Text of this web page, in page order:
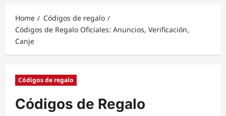
Home
Códigos de regalo
Códigos de Regalo Oficiales: Anuncios, Verificación,
Canje
Códigos de regalo
Códigos de Regalo